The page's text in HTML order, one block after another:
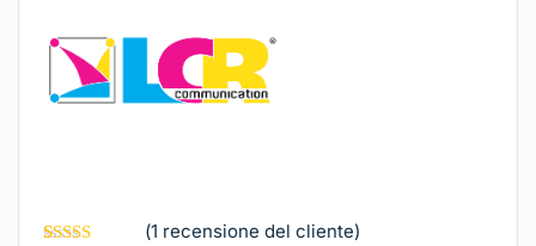
(1 recensione del cliente)